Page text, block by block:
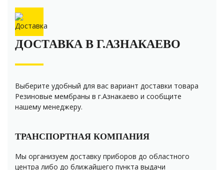
ДОСТАВКА В Г.АЗНАКАЕВО
Выберите удобный для вас вариант доставки товара
Резиновые мембраны в г.Азнакаево и сообщите
нашему менеджеру.
ТРАНСПОРТНАЯ КОМПАНИЯ
Мы организуем доставку приборов до областного
центра либо до ближайшего пункта выдачи